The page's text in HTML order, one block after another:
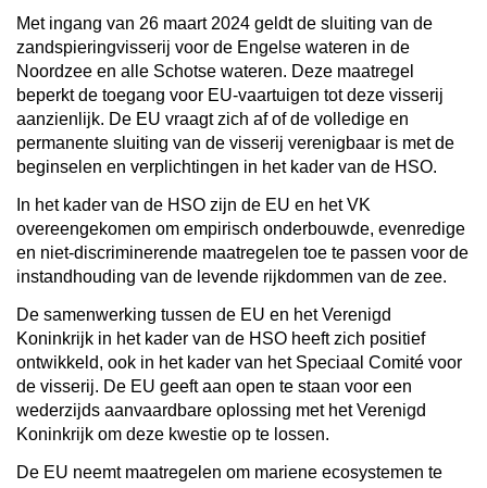
Met ingang van 26 maart 2024 geldt de sluiting van de
zandspieringvisserij voor de Engelse wateren in de
Noordzee en alle Schotse wateren. Deze maatregel
beperkt de toegang voor EU-vaartuigen tot deze visserij
aanzienlijk. De EU vraagt zich af of de volledige en
permanente sluiting van de visserij verenigbaar is met de
beginselen en verplichtingen in het kader van de HSO.
In het kader van de HSO zijn de EU en het VK
overeengekomen om empirisch onderbouwde, evenredige
en niet-discriminerende maatregelen toe te passen voor de
instandhouding van de levende rijkdommen van de zee.
De samenwerking tussen de EU en het Verenigd
Koninkrijk in het kader van de HSO heeft zich positief
ontwikkeld, ook in het kader van het Speciaal Comité voor
de visserij. De EU geeft aan open te staan voor een
wederzijds aanvaardbare oplossing met het Verenigd
Koninkrijk om deze kwestie op te lossen.
De EU neemt maatregelen om mariene ecosystemen te